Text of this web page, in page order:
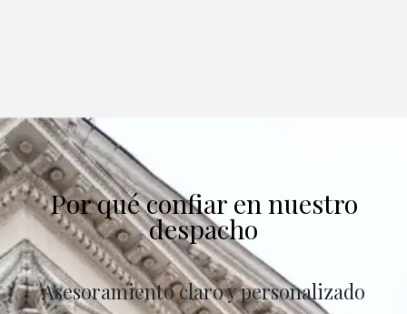
Por qué confiar en nuestro
despacho
Asesoramiento claro y personalizado